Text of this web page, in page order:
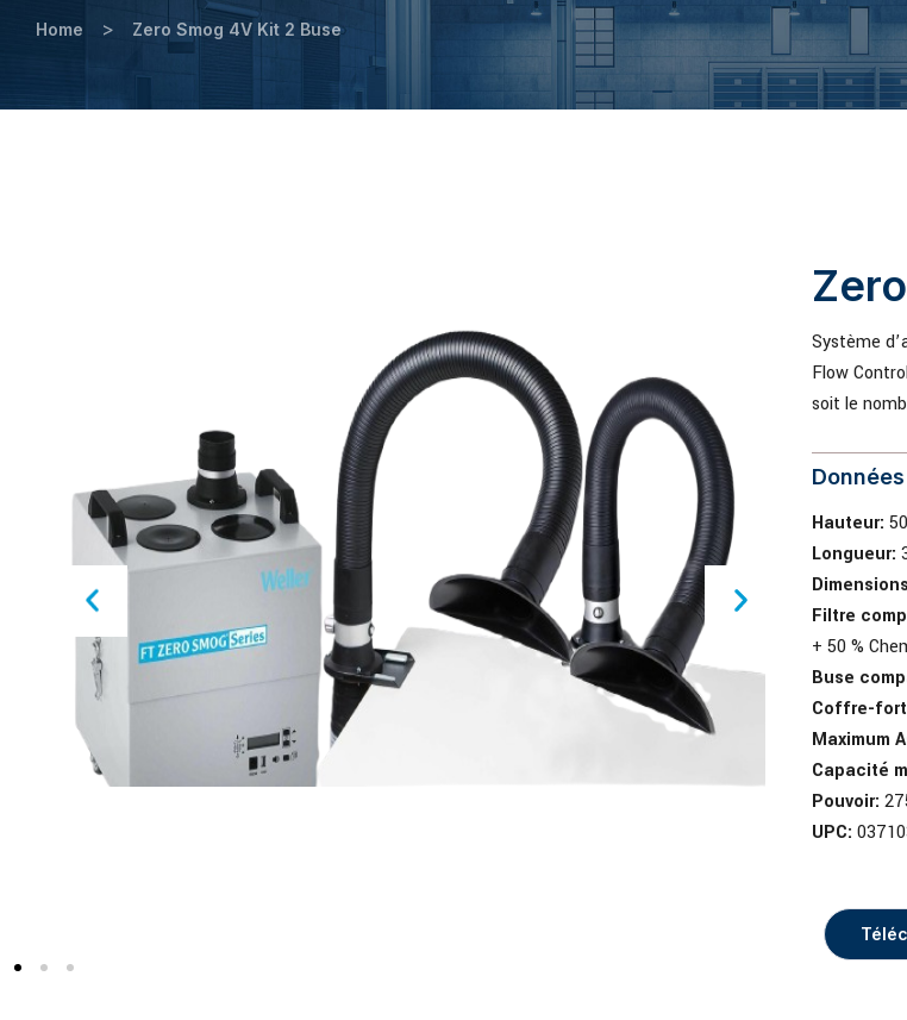
Home > Zero Smog 4V Kit 2 Buse
Système
Flow
soit le
Hauteur:
Longueur:
Filtre
+ 50 %
Buse
Coffre-fort
Maximum
Capacité
Pouvoir:
UPC: